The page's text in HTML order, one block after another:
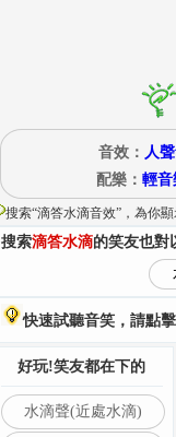
音效： 人
配樂： 輕音
搜索“滴答水滴音效”，為你顯
搜索滴答水滴的笑友也對
快速試聽音笑，請點
好玩!笑友都在下的
水滴聲(近處水滴)